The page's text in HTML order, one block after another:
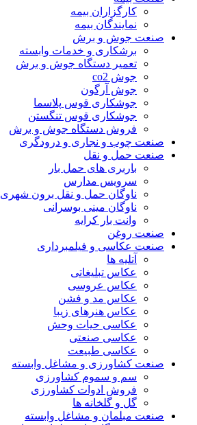
کارگزاران بیمه
نمایندگان بیمه
صنعت جوش و برش
برشکاری و خدمات وابسته
تعمیر دستگاه جوش و برش
جوش co2
جوش آرگون
جوشکاری قوس پلاسما
جوشکاری قوس تنگستن
فروش دستگاه جوش و برش
صنعت چوب و نجاری و درودگری
صنعت حمل و نقل
باربری های حمل بار
سرویس مدارس
ناوگان حمل و نقل برون شهری
ناوگان مینی بوسرانی
وانت بار کرایه
صنعت روغن
صنعت عکاسی و فیلمبرداری
آتلیه ها
عکاس تبلیغاتی
عکاس عروسی
عکاس مد و فشن
عکاس هنرهای زیبا
عکاسی حیات وحش
عکاسی صنعتی
عکاسی طبیعت
صنعت کشاورزی و مشاغل وابسته
سم و سموم کشاورزی
فروش ادوات کشاورزی
گل و گلخانه ها
صنعت مبلمان و مشاغل وابسته